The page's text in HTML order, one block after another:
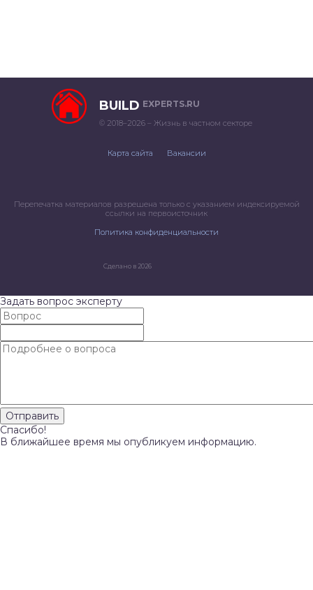
BUILD EXPERTS.RU
© 2018–2026 – Жизнь в частном секторе
Карта сайта Вакансии
Перепечатка материалов разрешена только с указанием индексируемой
ссылки на первоисточник
Политика конфиденциальности
Сделано в 2026
Задать вопрос эксперту
Спасибо!
В ближайшее время мы опубликуем информацию.